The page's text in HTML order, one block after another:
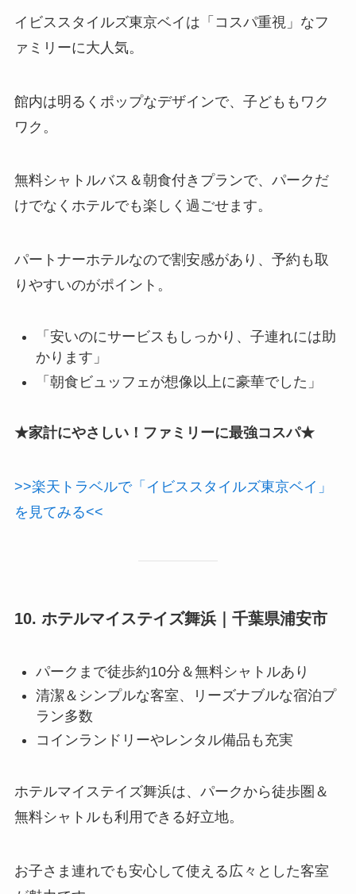
イビススタイルズ東京ベイは「コスパ重視」なフ
ァミリーに大人気。
館内は明るくポップなデザインで、子どももワク
ワク。
無料シャトルバス＆朝食付きプランで、パークだ
けでなくホテルでも楽しく過ごせます。
パートナーホテルなので割安感があり、予約も取
りやすいのがポイント。
「安いのにサービスもしっかり、子連れには助
かります」
「朝食ビュッフェが想像以上に豪華でした」
★家計にやさしい！ファミリーに最強コスパ★
>>楽天トラベルで「イビススタイルズ東京ベイ」
を見てみる<<
10. ホテルマイステイズ舞浜｜千葉県浦安市
パークまで徒歩約10分＆無料シャトルあり
清潔＆シンプルな客室、リーズナブルな宿泊プ
ラン多数
コインランドリーやレンタル備品も充実
ホテルマイステイズ舞浜は、パークから徒歩圏＆
無料シャトルも利用できる好立地。
お子さま連れでも安心して使える広々とした客室